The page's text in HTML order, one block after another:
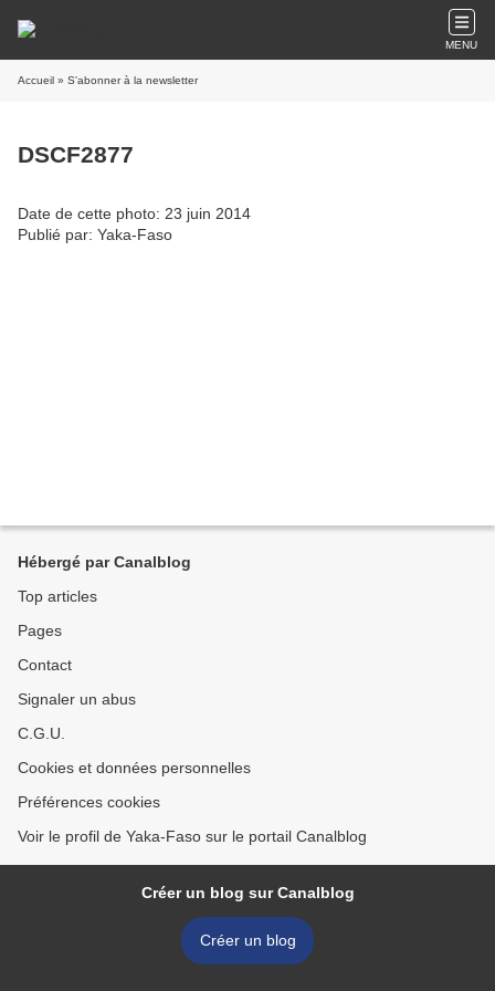
MENU
Accueil » S'abonner à la newsletter
DSCF2877
Date de cette photo: 23 juin 2014
Publié par: Yaka-Faso
Hébergé par Canalblog
Top articles
Pages
Contact
Signaler un abus
C.G.U.
Cookies et données personnelles
Préférences cookies
Voir le profil de Yaka-Faso sur le portail Canalblog
Créer un blog sur Canalblog
Créer un blog